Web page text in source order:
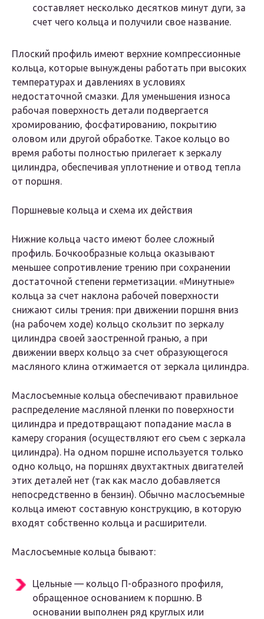
составляет несколько десятков минут дуги, за
счет чего кольца и получили свое название.
Плоский профиль имеют верхние компрессионные
кольца, которые вынуждены работать при высоких
температурах и давлениях в условиях
недостаточной смазки. Для уменьшения износа
рабочая поверхность детали подвергается
хромированию, фосфатированию, покрытию
оловом или другой обработке. Такое кольцо во
время работы полностью прилегает к зеркалу
цилиндра, обеспечивая уплотнение и отвод тепла
от поршня.
Поршневые кольца и схема их действия
Нижние кольца часто имеют более сложный
профиль. Бочкообразные кольца оказывают
меньшее сопротивление трению при сохранении
достаточной степени герметизации. «Минутные»
кольца за счет наклона рабочей поверхности
снижают силы трения: при движении поршня вниз
(на рабочем ходе) кольцо скользит по зеркалу
цилиндра своей заостренной гранью, а при
движении вверх кольцо за счет образующегося
масляного клина отжимается от зеркала цилиндра.
Маслосъемные кольца обеспечивают правильное
распределение масляной пленки по поверхности
цилиндра и предотвращают попадание масла в
камеру сгорания (осуществляют его съем с зеркала
цилиндра). На одном поршне используется только
одно кольцо, на поршнях двухтактных двигателей
этих деталей нет (так как масло добавляется
непосредственно в бензин). Обычно маслосъемные
кольца имеют составную конструкцию, в которую
входят собственно кольца и расширители.
Маслосъемные кольца бывают:
Цельные — кольцо П-образного профиля,
обращенное основанием к поршню. В
основании выполнен ряд круглых или